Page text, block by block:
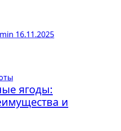
16.11.2025
ягоды:
и